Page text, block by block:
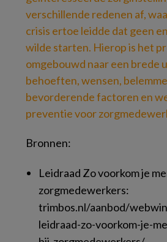
verschillende redenen af,
crisis ertoe leidde dat geen
wilde starten. Hierop is het
omgebouwd naar een brede
behoeften, wensen,
bevorderende factoren en
preventie voor
Bronnen:
Leidraad Zo voorkom je
zorgmedewerkers:
trimbos.nl/aanbod/
leidraad-zo-voorkom-je-